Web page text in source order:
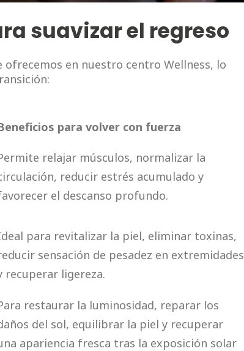
suavizar el regreso
en nuestro centro Wellness, lo
para volver con fuerza
relajar músculos, normalizar la
reducir estrés acumulado y
el descanso profundo.
para revitalizar la piel, eliminar toxinas,
sensación de pesadez en extremidades
recuperar ligereza.
restaurar la luminosidad, reparar los
del sol, equilibrar la piel y recuperar
apariencia fresca tras la exposición solar